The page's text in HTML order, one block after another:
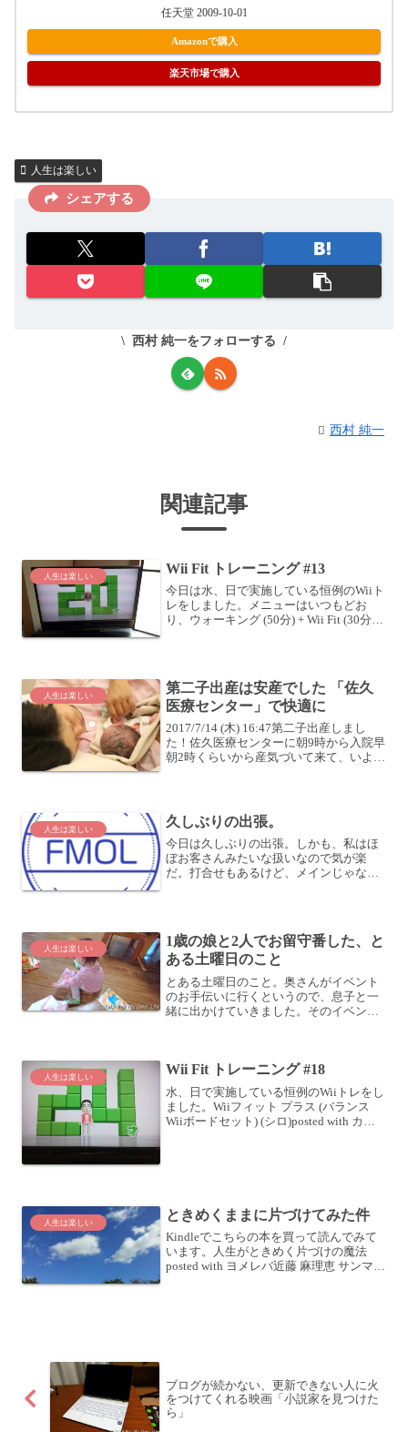
任天堂 2009-10-01
Amazonで購入
楽天市場で購入
人生は楽しい
シェアする
西村 純一をフォローする
西村 純一
関連記事
人生は楽しい Wii Fit トレーニング #13
今日は水、日で実施している恒例のWiiト
レをしました。メニューはいつもどお
り、ウォーキング (50分) + Wii Fit (30分)
人生は楽しい
第二子出産は安産でした 「佐久
医療センター」で快適に
2017/7/14 (木) 16:47第二子出産しまし
た！佐久医療センターに朝9時から入院早
朝2時くらいから産気づいて来て、いよい
人生は楽しい 久しぶりの出張。
今日は久しぶりの出張。しかも、私はほ
ぼお客さんみたいな扱いなので気が楽
だ。打合せもあるけど、メインじゃない
というか、飲み会し...
人生は楽しい
1歳の娘と2人でお留守番した、と
ある土曜日のこと
とある土曜日のこと。奥さんがイベント
のお手伝いに行くというので、息子と一
緒に出かけていきました。そのイベント
を言うのがマイブームこ...
人生は楽しい Wii Fit トレーニング #18
水、日で実施している恒例のWiiトレをし
ました。Wiiフィット プラス (バランス
Wiiボードセット) (シロ)posted with カエ
人生は楽しい ときめくままに片づけてみた件
Kindleでこちらの本を買って読んでみて
います。人生がときめく片づけの魔法
posted with ヨメレバ近藤 麻理恵 サンマー
ブログが続かない、更新できない人に火
をつけてくれる映画「小説家を見つけた
ら」